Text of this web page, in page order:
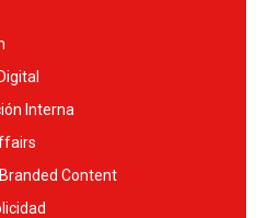
Interna
Content